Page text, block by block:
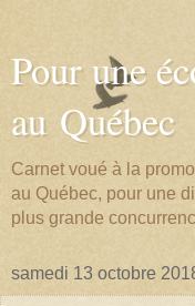
Pour une
au Québec
Carnet voué à la
au Québec, pour une
plus grande
samedi 13 octobre